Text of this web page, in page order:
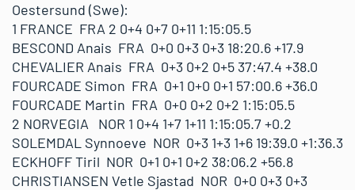
Oestersund (Swe):
1 FRANCE FRA 2 0+4 0+7 0+11 1:15:05.5
BESCOND Anais FRA 0+0 0+3 0+3 18:20.6 +17.9
CHEVALIER Anais FRA 0+3 0+2 0+5 37:47.4 +38.0
FOURCADE Simon FRA 0+1 0+0 0+1 57:00.6 +36.0
FOURCADE Martin FRA 0+0 0+2 0+2 1:15:05.5
2 NORVEGIA NOR 1 0+4 1+7 1+11 1:15:05.7 +0.2
SOLEMDAL Synnoeve NOR 0+3 1+3 1+6 19:39.0 +1:36.3
ECKHOFF Tiril NOR 0+1 0+1 0+2 38:06.2 +56.8
CHRISTIANSEN Vetle Sjastad NOR 0+0 0+3 0+3